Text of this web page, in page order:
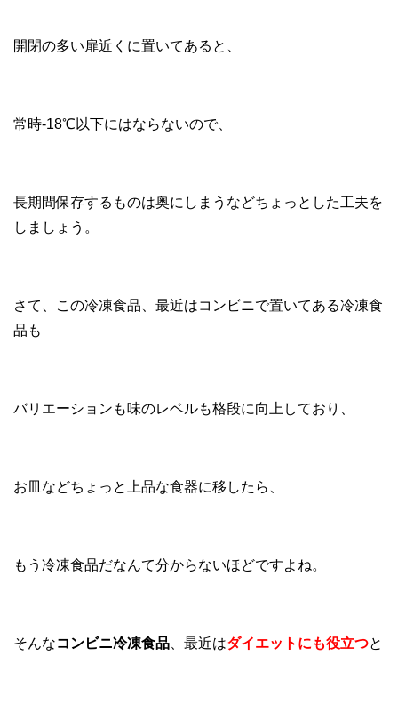
開閉の多い扉近くに置いてあると、
常時-18℃以下にはならないので、
長期間保存するものは奥にしまうなどちょっとした工夫を
しましょう。
さて、この冷凍食品、最近はコンビニで置いてある冷凍食
品も
バリエーションも味のレベルも格段に向上しており、
お皿などちょっと上品な食器に移したら、
もう冷凍食品だなんて分からないほどですよね。
そんなコンビニ冷凍食品 、最近はダイエットにも役立つと